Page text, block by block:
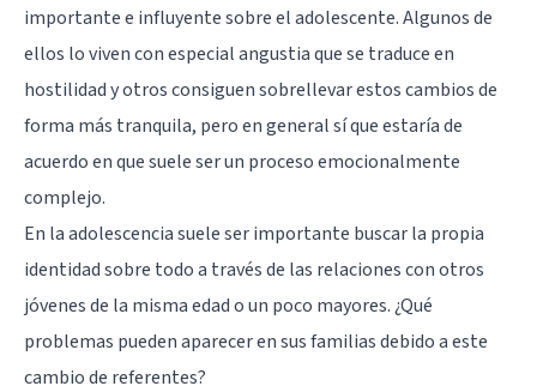
importante e influyente sobre el adolescente. Algunos de
ellos lo viven con especial angustia que se traduce en
hostilidad y otros consiguen sobrellevar estos cambios de
forma más tranquila, pero en general sí que estaría de
acuerdo en que suele ser un proceso emocionalmente
complejo.
En la adolescencia suele ser importante buscar la propia
identidad sobre todo a través de las relaciones con otros
jóvenes de la misma edad o un poco mayores. ¿Qué
problemas pueden aparecer en sus familias debido a este
cambio de referentes?